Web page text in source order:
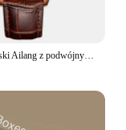
Zegarek męski Ailang z podwójnym kołem zamachowym 2020 nowy skórzany modny automatyczny zegarek mechaniczny ze stali nierdzewnej z fazą księżyca